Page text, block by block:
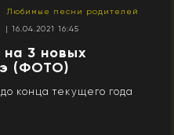
Любимые песни родителей
| 16.04.2021 16:45
3 новых
(ФОТО)
конца текущего года